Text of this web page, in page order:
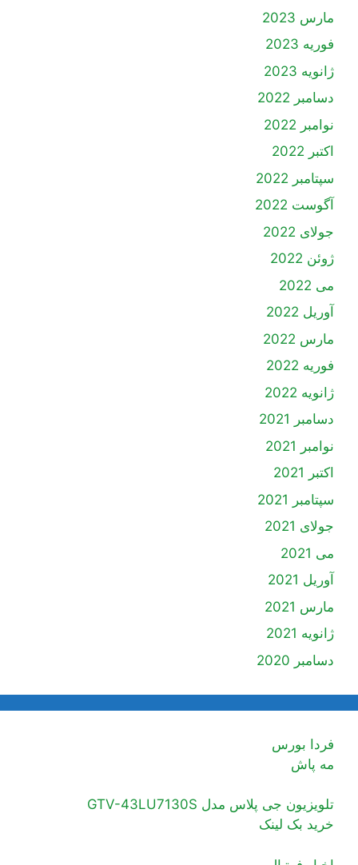
مارس 2023
فوریه 2023
ژانویه 2023
دسامبر 2022
نوامبر 2022
اکتبر 2022
سپتامبر 2022
آگوست 2022
جولای 2022
ژوئن 2022
می 2022
آوریل 2022
مارس 2022
فوریه 2022
ژانویه 2022
دسامبر 2021
نوامبر 2021
اکتبر 2021
سپتامبر 2021
جولای 2021
می 2021
آوریل 2021
مارس 2021
ژانویه 2021
دسامبر 2020
فردا بورس
مه پاش
تلویزیون جی پلاس مدل GTV-43LU7130S
خرید بک لینک